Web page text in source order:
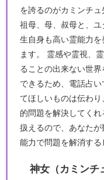
を誇るのがカミンチュ
祖母、母、叔母と、
生自身も高い霊能力
ます。 霊感や霊視、
ることの出来ない世
できるため、電話占
てほしいものは伝わ
的問題を解決してく
扱えるので、あなた
能力で問題を解消する
神女（カミンチ